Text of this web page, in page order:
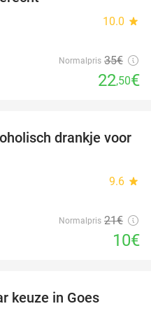
10.0 star
Normalpris 35€
22,50€
52%
drankje voor
9.6 star
Normalpris 21€
10€
keuze in Goes